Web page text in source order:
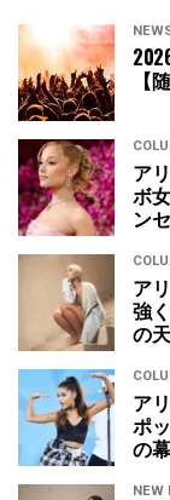
【
ア
ボ
ン
ア
強
の
ア
ポ
の
NEW